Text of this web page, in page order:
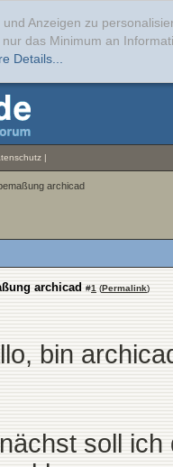
Anzeigen zu
das Minimum an
Details...
|
archicad
archicad #1 (Permalink)
bin
soll